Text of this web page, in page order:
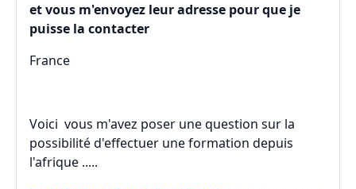
et vous m'envoyez leur adresse pour que je
puisse la contacter
France
Voici vous m'avez poser une question sur la
possibilité d'effectuer une formation depuis
l'afrique .....